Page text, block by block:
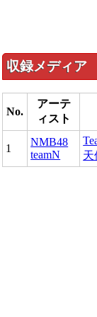
収録メディア
No.
アーテ
ィスト
1
NMB48
teamN
天